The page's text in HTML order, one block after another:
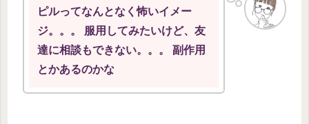
ピルってなんとなく怖いイメー
ジ。。。 服用してみたいけど、友
達に相談もできない。。。 副作用
とかあるのかな